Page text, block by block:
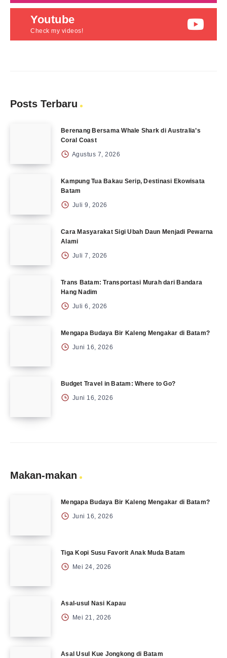
Youtube
Check my videos!
Posts Terbaru
Berenang Bersama Whale Shark di Australia’s
Coral Coast
Agustus 7, 2026
Kampung Tua Bakau Serip, Destinasi Ekowisata
Batam
Juli 9, 2026
Cara Masyarakat Sigi Ubah Daun Menjadi Pewarna
Alami
Juli 7, 2026
Trans Batam: Transportasi Murah dari Bandara
Hang Nadim
Juli 6, 2026
Mengapa Budaya Bir Kaleng Mengakar di Batam?
Juni 16, 2026
Budget Travel in Batam: Where to Go?
Juni 16, 2026
Makan-makan
Mengapa Budaya Bir Kaleng Mengakar di Batam?
Juni 16, 2026
Tiga Kopi Susu Favorit Anak Muda Batam
Mei 24, 2026
Asal-usul Nasi Kapau
Mei 21, 2026
Asal Usul Kue Jongkong di Batam